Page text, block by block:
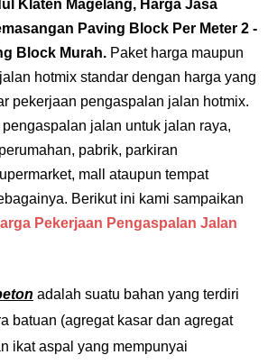
Klaten Magelang, Harga Jasa
Paving Block Per Meter 2 -
Block Murah. Paket harga maupun
hotmix standar dengan harga yang
pekerjaan pengaspalan jalan hotmix.
jalan untuk jalan raya,
pabrik, parkiran
mall ataupun tempat
Berikut ini kami sampaikan
Pekerjaan Pengaspalan Jalan
adalah suatu bahan yang terdiri
batuan (agregat kasar dan agregat
ikat aspal yang mempunyai